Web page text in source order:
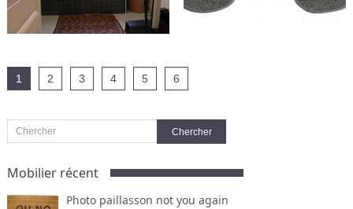
1 2 3 4 5 6
Mobilier récent
Photo paillasson not you again